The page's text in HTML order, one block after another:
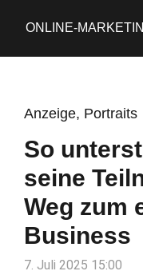
ONLINE-
Anzeige, Portraits
So
seine
Weg zum
Business
7. Juli 2025 15:00